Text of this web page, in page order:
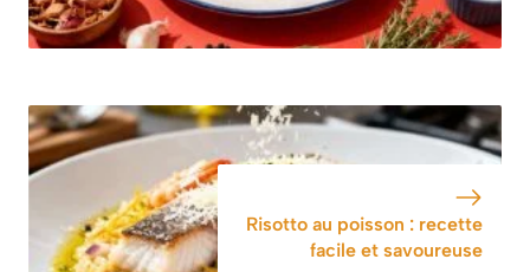
Risotto au poisson : recette
facile et savoureuse